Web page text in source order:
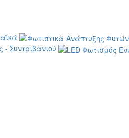
- Συντριβανιού